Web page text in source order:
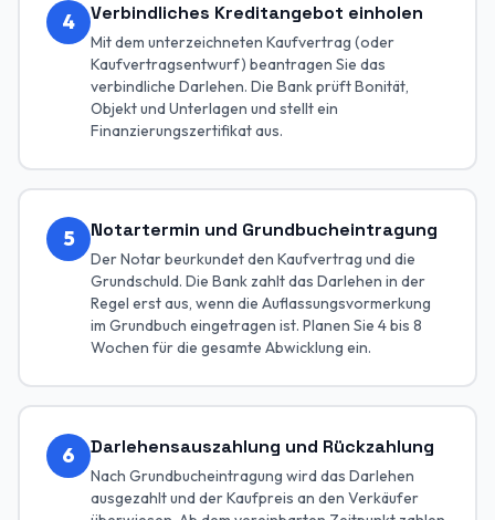
4 Verbindliches Kreditangebot einholen
Mit dem unterzeichneten Kaufvertrag (oder
Kaufvertragsentwurf) beantragen Sie das
verbindliche Darlehen. Die Bank prüft Bonität,
Objekt und Unterlagen und stellt ein
Finanzierungszertifikat aus.
5 Notartermin und Grundbucheintragung
Der Notar beurkundet den Kaufvertrag und die
Grundschuld. Die Bank zahlt das Darlehen in der
Regel erst aus, wenn die Auflassungsvormerkung
im Grundbuch eingetragen ist. Planen Sie 4 bis 8
Wochen für die gesamte Abwicklung ein.
6 Darlehensauszahlung und Rückzahlung
Nach Grundbucheintragung wird das Darlehen
ausgezahlt und der Kaufpreis an den Verkäufer